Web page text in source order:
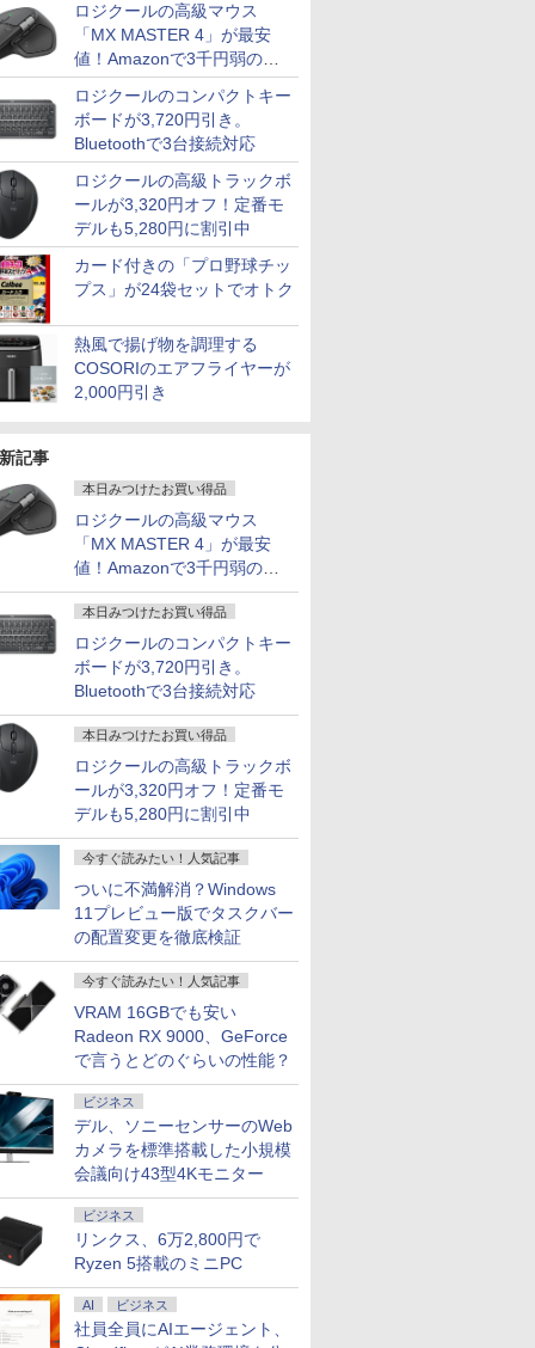
ロジクールの高級マウス
「MX MASTER 4」が最安
値！Amazonで3千円弱の割
引
ロジクールのコンパクトキー
ボードが3,720円引き。
Bluetoothで3台接続対応
ロジクールの高級トラックボ
ールが3,320円オフ！定番モ
デルも5,280円に割引中
カード付きの「プロ野球チッ
プス」が24袋セットでオトク
熱風で揚げ物を調理する
COSORIのエアフライヤーが
2,000円引き
記事
本日みつけたお買い得品
ロジクールの高級マウス
「MX MASTER 4」が最安
値！Amazonで3千円弱の割
引
本日みつけたお買い得品
ロジクールのコンパクトキー
ボードが3,720円引き。
Bluetoothで3台接続対応
本日みつけたお買い得品
ロジクールの高級トラックボ
ールが3,320円オフ！定番モ
デルも5,280円に割引中
今すぐ読みたい！人気記事
ついに不満解消？Windows
11プレビュー版でタスクバー
の配置変更を徹底検証
今すぐ読みたい！人気記事
VRAM 16GBでも安い
Radeon RX 9000、GeForce
で言うとどのぐらいの性能？
ビジネス
デル、ソニーセンサーのWeb
カメラを標準搭載した小規模
会議向け43型4Kモニター
ビジネス
リンクス、6万2,800円で
Ryzen 5搭載のミニPC
AI ビジネス
社員全員にAIエージェント、